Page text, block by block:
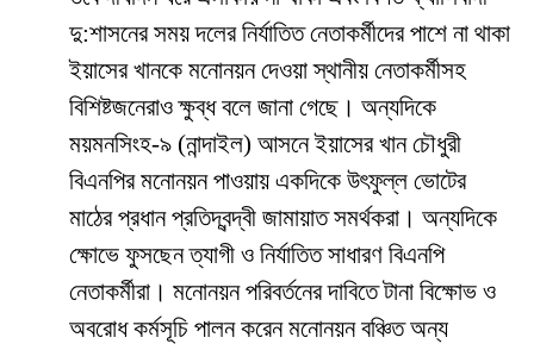
দু:শাসনের সময় দলের নির্যাতিত নেতাকর্মীদের পাশে না থাকা
ইয়াসের খানকে মনোনয়ন দেওয়া স্থানীয় নেতাকর্মীসহ
বিশিষ্টজনেরাও ক্ষুব্ধ বলে জানা গেছে। অন্যদিকে
ময়মনসিংহ-৯ (নান্দাইল) আসনে ইয়াসের খান চৌধুরী
বিএনপির মনোনয়ন পাওয়ায় একদিকে উৎফুল্ল ভোটের
মাঠের প্রধান প্রতিদ্বন্দ্বী জামায়াত সমর্থকরা। অন্যদিকে
ক্ষোভে ফুসছেন ত্যাগী ও নির্যাতিত সাধারণ বিএনপি
নেতাকর্মীরা। মনোনয়ন পরিবর্তনের দাবিতে টানা বিক্ষোভ ও
অবরোধ কর্মসূচি পালন করেন মনোনয়ন বঞ্চিত অন্য